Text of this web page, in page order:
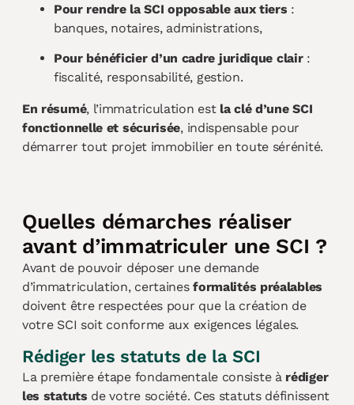
Pour rendre la SCI opposable aux tiers :
banques, notaires, administrations,
Pour bénéficier d’un cadre juridique clair:
fiscalité, responsabilité, gestion.
En résumé, l’immatriculation est la clé d’une SCI
fonctionnelle et sécurisée, indispensable pour
démarrer tout projet immobilier en toute sérénité.
Quelles démarches réaliser
avant d’immatriculer une SCI ?
Avant de pouvoir déposer une demande
d’immatriculation, certainesformalités préalables
doivent être respectées pour que la création de
votre SCI soit conforme aux exigences légales.
Rédiger les statuts de la SCI
La première étape fondamentale consiste à rédiger
les statuts de votre société. Ces statuts définissent